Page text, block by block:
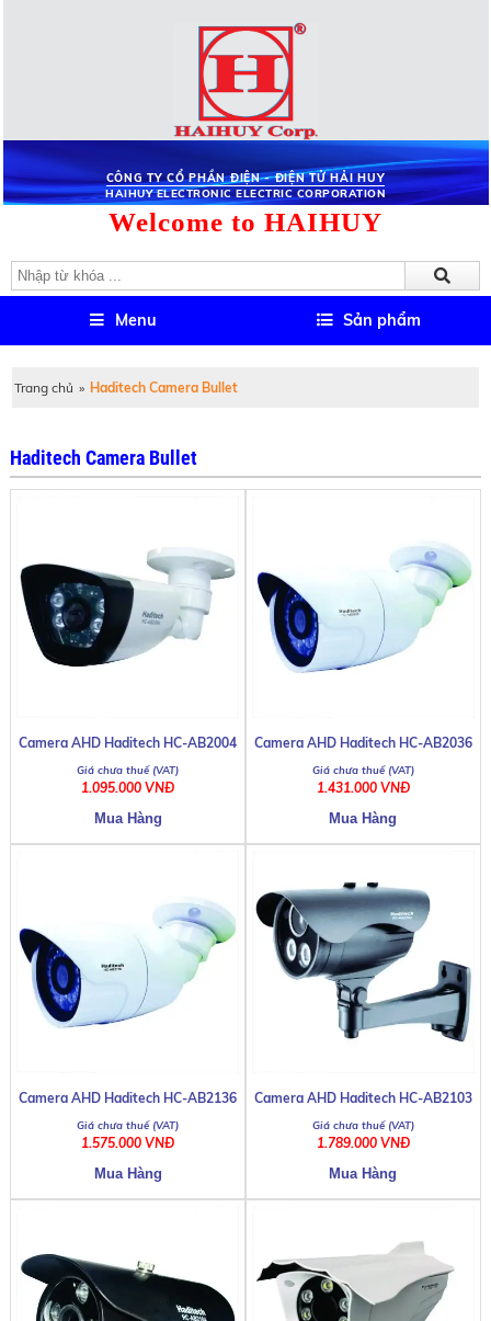
CÔNG TY CỔ PHẦN ĐIỆN - ĐIỆN TỬ HẢI HUY
HAIHUY ELECTRONIC ELECTRIC CORPORATION
Welcome to HAIHUY
Menu Sản phẩm
Trang chủ » Haditech Camera Bullet
Haditech Camera Bullet
Camera AHD Haditech HC-AB2004
1.095.000 VNĐ
Camera AHD Haditech HC-AB2036
1.431.000 VNĐ
Camera AHD Haditech HC-AB2136
1.575.000 VNĐ
Camera AHD Haditech HC-AB2103
1.789.000 VNĐ